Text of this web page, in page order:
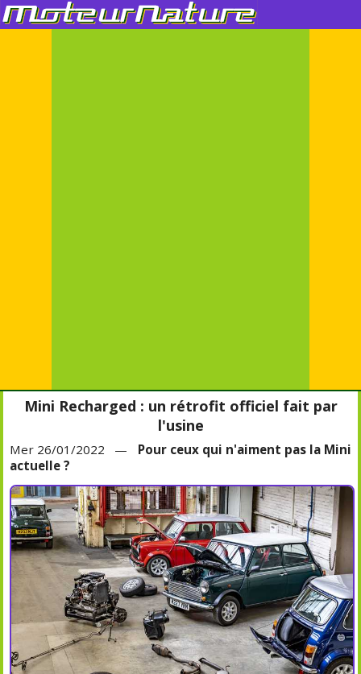
Mini Recharged : un rétrofit officiel fait par
l'usine
Mer 26/01/2022 — Pour ceux qui n'aiment pas la Mini
actuelle ?